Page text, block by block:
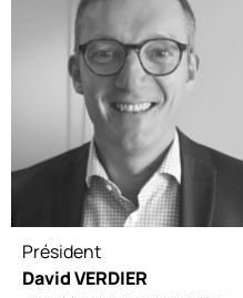
Président
David VERDIER